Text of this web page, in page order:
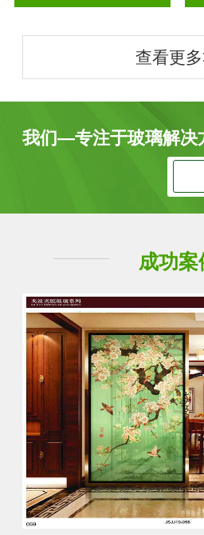
查看更
我们—专注于玻璃解决
成功案